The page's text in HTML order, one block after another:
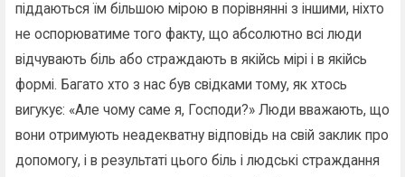
піддаються їм більшою мірою в порівнянні з іншими, ніхто
не оспорюватиме того факту, що абсолютно всі люди
відчувають біль або страждають в якійсь мірі і в якійсь
формі. Багато хто з нас був свідками тому, як хтось
вигукує: «Але чому саме я, Господи?» Люди вважають, що
вони отримують неадекватну відповідь на свій заклик про
допомогу, і в результаті цього біль і людські страждання